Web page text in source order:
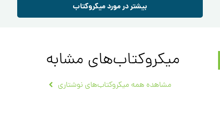
بیشتر در مورد میکروکتاب
میکروکتاب‌های مشابه
مشاهده همه میکروکتاب‌های نوشتاری